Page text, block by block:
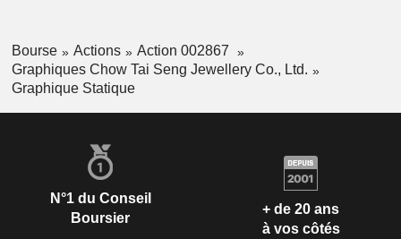
Bourse Actions
Action 002867
Graphiques Chow Tai Seng Jewellery Co., Ltd.
Graphique Statique
N°1 du Conseil
Boursier
+ de 20 ans
à vos côtés